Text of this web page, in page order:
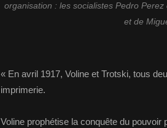
organisation : les socialistes Pedro
et de
« En avril 1917, Voline et Trotski, tous
imprimerie.
Voline prophétise la conquête du